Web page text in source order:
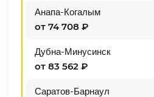
Анапа-Когалым
от 74 708 ₽
Дубна-Минусинск
от 83 562 ₽
Саратов-Барнаул